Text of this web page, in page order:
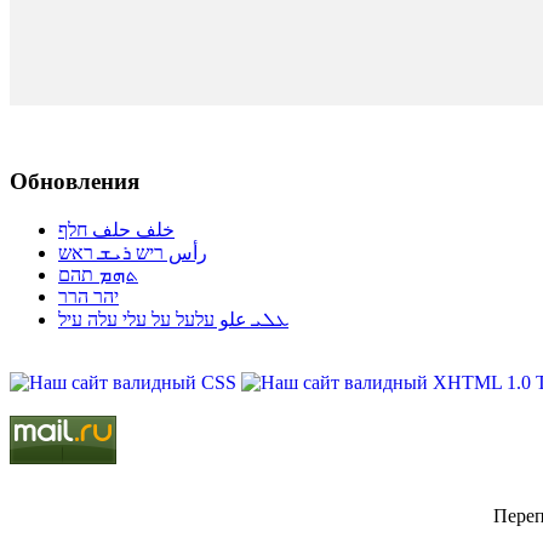
Обновления
خلف حلف חלף
رأس ריש ܪܝܫ ראש
ܬܗܡ תהם
יהר הרר
ܥܠܝ علو עלעל על עלי עלה עיל